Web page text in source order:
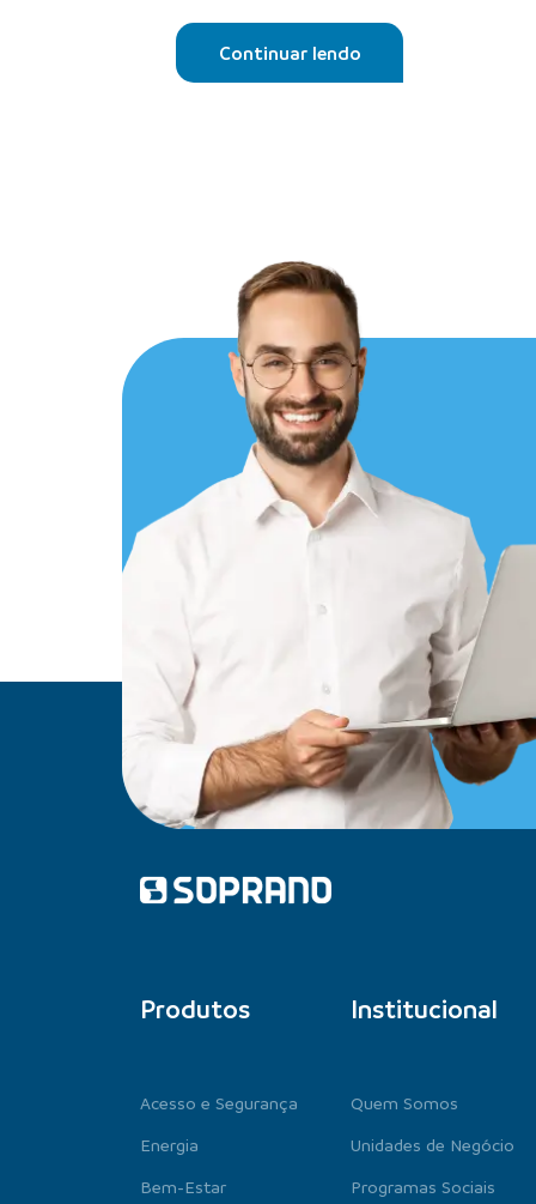
Continuar lendo
Produtos
Acesso e Segurança
Energia
Bem-Estar
Institucional
Quem Somos
Unidades de Negócio
Programas Sociais